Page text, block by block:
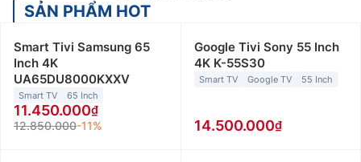
SẢN PHẨM HOT
Smart Tivi Samsung 65
Inch 4K
UA65DU8000KXXV
Smart TV 65 Inch
11.450.000
12.850.000-11%
Google Tivi Sony 55 Inch
4K K-55S30
Smart TV Google TV 55 Inch
14.500.000